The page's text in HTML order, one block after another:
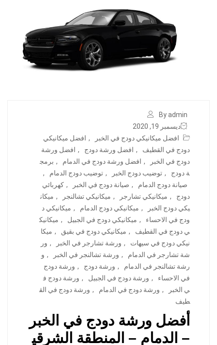
By admin
ديسمبر 19, 2020
افضل ميكانيكي دودج في الخبر
, افضل ميكانيكي
دودج في القطيف
, افضل ورشة دودج , افضل ورشة
دودج في الخبر
, افضل ورشة دودج في الدمام , برمج
ة دودج
, توضيب دودج الخبر , توضيب دودج الدمام
,
صيانة دودج الدمام
, صيانة دودج في الخبر , كهربائي
دودج
, ميكانيكي تشارجر , ميكانيكي تشالنجر , ميكان
يكي دودج الخبر
, ميكانيكي دودج الدمام , ميكانيكي د
ودج في الاحساء
, ميكانيكي دودج في الجبيل , ميكانيك
ي دودج في القطيف
, ميكانيكي دودج في بقيق , ميكا
نيكي دودج في سيهات
, ورشة تشارجر في الخبر , ور
شة تشارجر في الدمام
, ورشة تشالنجر في الخبر , و
رشة تشالنجر في الدمام
, ورشة دودج , ورشة دودج
في الاحساء
, ورشة دودج في الجبيل , ورشة دودج ف
ي الخبر
, ورشة دودج في الدمام , ورشة دودج في الق
طيف
أفضل ورشة دودج في الخبر
– الدمام – المنطقة الشرقي